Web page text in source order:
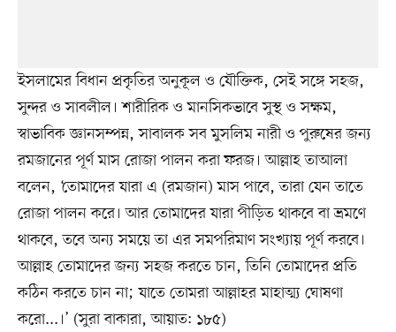
ইসলামের বিধান প্রকৃতির অনুকূল ও যৌক্তিক, সেই সঙ্গে সহজ,
সুন্দর ও সাবলীল। শারীরিক ও মানসিকভাবে সুস্থ ও সক্ষম,
স্বাভাবিক জ্ঞানসম্পন্ন, সাবালক সব মুসলিম নারী ও পুরুষের জন্য
রমজানের পূর্ণ মাস রোজা পালন করা ফরজ। আল্লাহ তাআলা
বলেন, ‘তোমাদের যারা এ (রমজান) মাস পাবে, তারা যেন তাতে
রোজা পালন করে। আর তোমাদের যারা পীড়িত থাকবে বা ভ্রমণে
থাকবে, তবে অন্য সময়ে তা এর সমপরিমাণ সংখ্যায় পূর্ণ করবে।
আল্লাহ তোমাদের জন্য সহজ করতে চান, তিনি তোমাদের প্রতি
কঠিন করতে চান না; যাতে তোমরা আল্লাহর মাহাত্ম্য ঘোষণা
করো...।’ (সুরা বাকারা, আয়াত: ১৮৫)